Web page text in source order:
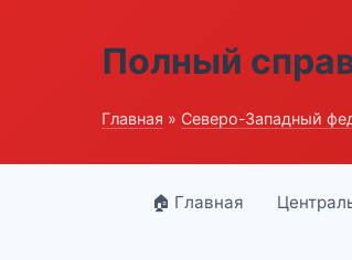
Полный
Главная » Северо-Западный
🏠 Главная